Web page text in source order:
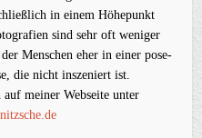
in einem Höhepunkt
sind sehr oft weniger
Menschen eher in einer pose-
die nicht inszeniert ist.
meiner Webseite unter